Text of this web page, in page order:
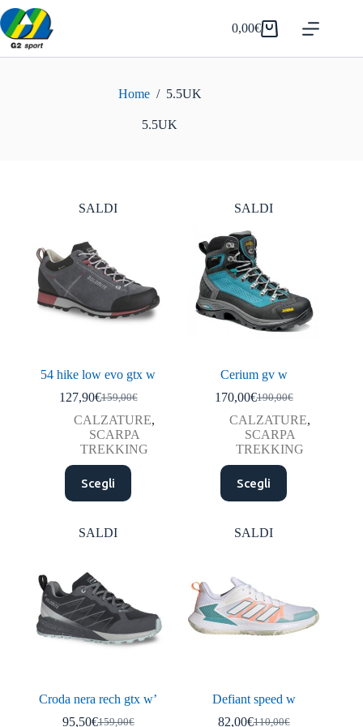
Salta
al
contenuto
Carrello
0,00€
Home / 5.5UK
5.5UK
SALDI
54 hike low evo gtx w
159,00€
Il
prezzo
originale
era:
159,00€.
127,90€Il
prezzo
attuale
è:
127,90€.
CALZATURE,
SCARPA
TREKKING
Scegli
Questo
prodotto
ha
varianti.
essere
scelte
nella
pagina
del
SALDI
Cerium gv w
190,00€
Il
prezzo
originale
era:
190,00€.
170,00€Il
prezzo
attuale
è:
170,00€.
CALZATURE,
SCARPA
TREKKING
Scegli
Questo
prodotto
ha
varianti.
essere
scelte
nella
pagina
SALDI
Croda nera rech gtx w’
159,00€
95,50€
SALDI
Defiant speed w
110,00€
82,00€